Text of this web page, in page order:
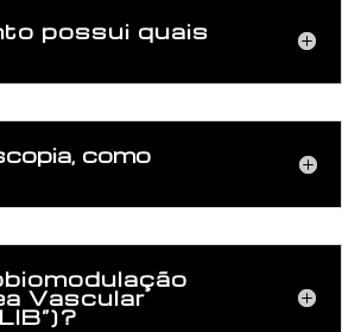
possui quais
como
Vascular